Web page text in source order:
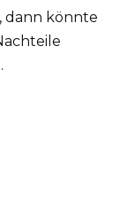
dann könnte